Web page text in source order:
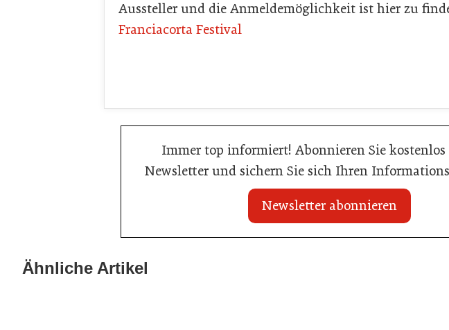
Aussteller und die Anmeldemöglichkeit ist hier zu
Franciacorta Festival
Immer top informiert! Abonnieren Sie kostenlos
Newsletter und sichern Sie sich Ihren
Newsletter abonnieren
Ähnliche Artikel
War die Fußball-WM 2026 für Ihren